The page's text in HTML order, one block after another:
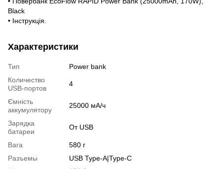
Black
• Інструкція.
Характеристики
Тип
Power bank
Количество
USB-портов
4
Ємність
аккумулятору
25000 мА/ч
Зарядка
батареи
От USB
Вага
580 г
Разъемы
USB Type-A|Type-C